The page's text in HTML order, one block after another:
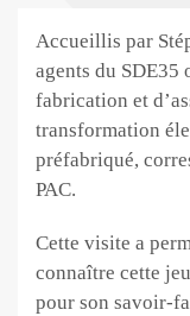
Accueillis par
agents du
fabrication et
transformation
préfabriqué,
PAC.
Cette visite a
connaître cette
pour son savoir-